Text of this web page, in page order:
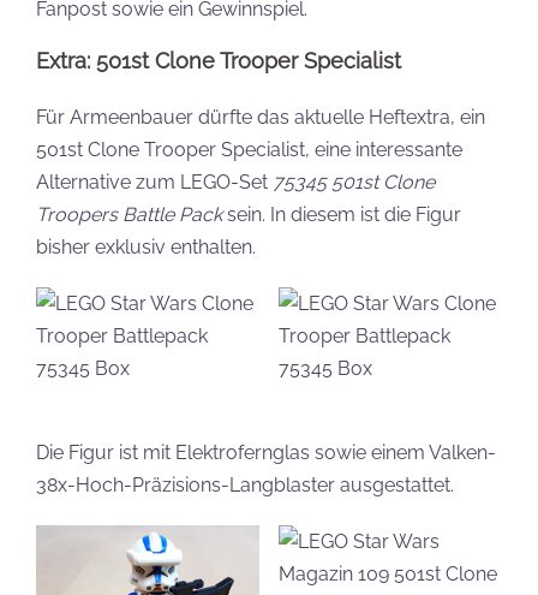
Fanpost sowie ein Gewinnspiel.
Extra: 501st Clone Trooper Specialist
Für Armeenbauer dürfte das aktuelle Heftextra, ein
501st Clone Trooper Specialist, eine interessante
Alternative zum LEGO-Set 75345 501st Clone
Troopers Battle Packsein. In diesem ist die Figur
bisher exklusiv enthalten.
Die Figur ist mit Elektrofernglas sowie einem Valken-
38x-Hoch-Präzisions-Langblaster ausgestattet.